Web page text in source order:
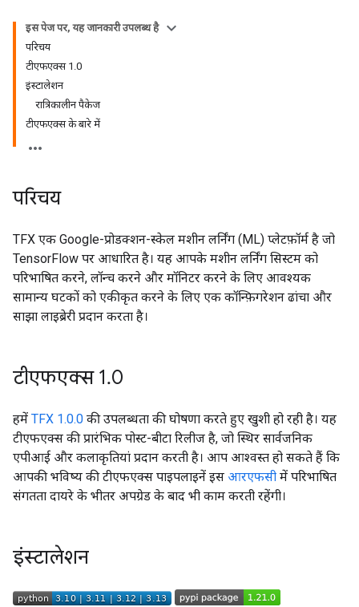
इस पेज पर, यह जानकारी उपलब्ध है
परिचय
टीएफएक्स 1.0
इंस्टालेशन
रात्रिकालीन पैकेज
टीएफएक्स के बारे में
परिचय
TFX एक Google-प्रोडक्शन-स्केल मशीन लर्निंग (ML) प्लेटफ़ॉर्म है जो
TensorFlow पर आधारित है। यह आपके मशीन लर्निंग सिस्टम को
परिभाषित करने, लॉन्च करने और मॉनिटर करने के लिए आवश्यक
सामान्य घटकों को एकीकृत करने के लिए एक कॉन्फ़िगरेशन ढांचा और
साझा लाइब्रेरी प्रदान करता है।
टीएफएक्स 1.0
हमें TFX 1.0.0 की उपलब्धता की घोषणा करते हुए खुशी हो रही है। यह
टीएफएक्स की प्रारंभिक पोस्ट-बीटा रिलीज है, जो स्थिर सार्वजनिक
एपीआई और कलाकृतियां प्रदान करती है। आप आश्वस्त हो सकते हैं कि
आपकी भविष्य की टीएफएक्स पाइपलाइनें इस आरएफसी में परिभाषित
संगतता दायरे के भीतर अपग्रेड के बाद भी काम करती रहेंगी।
इंस्टालेशन